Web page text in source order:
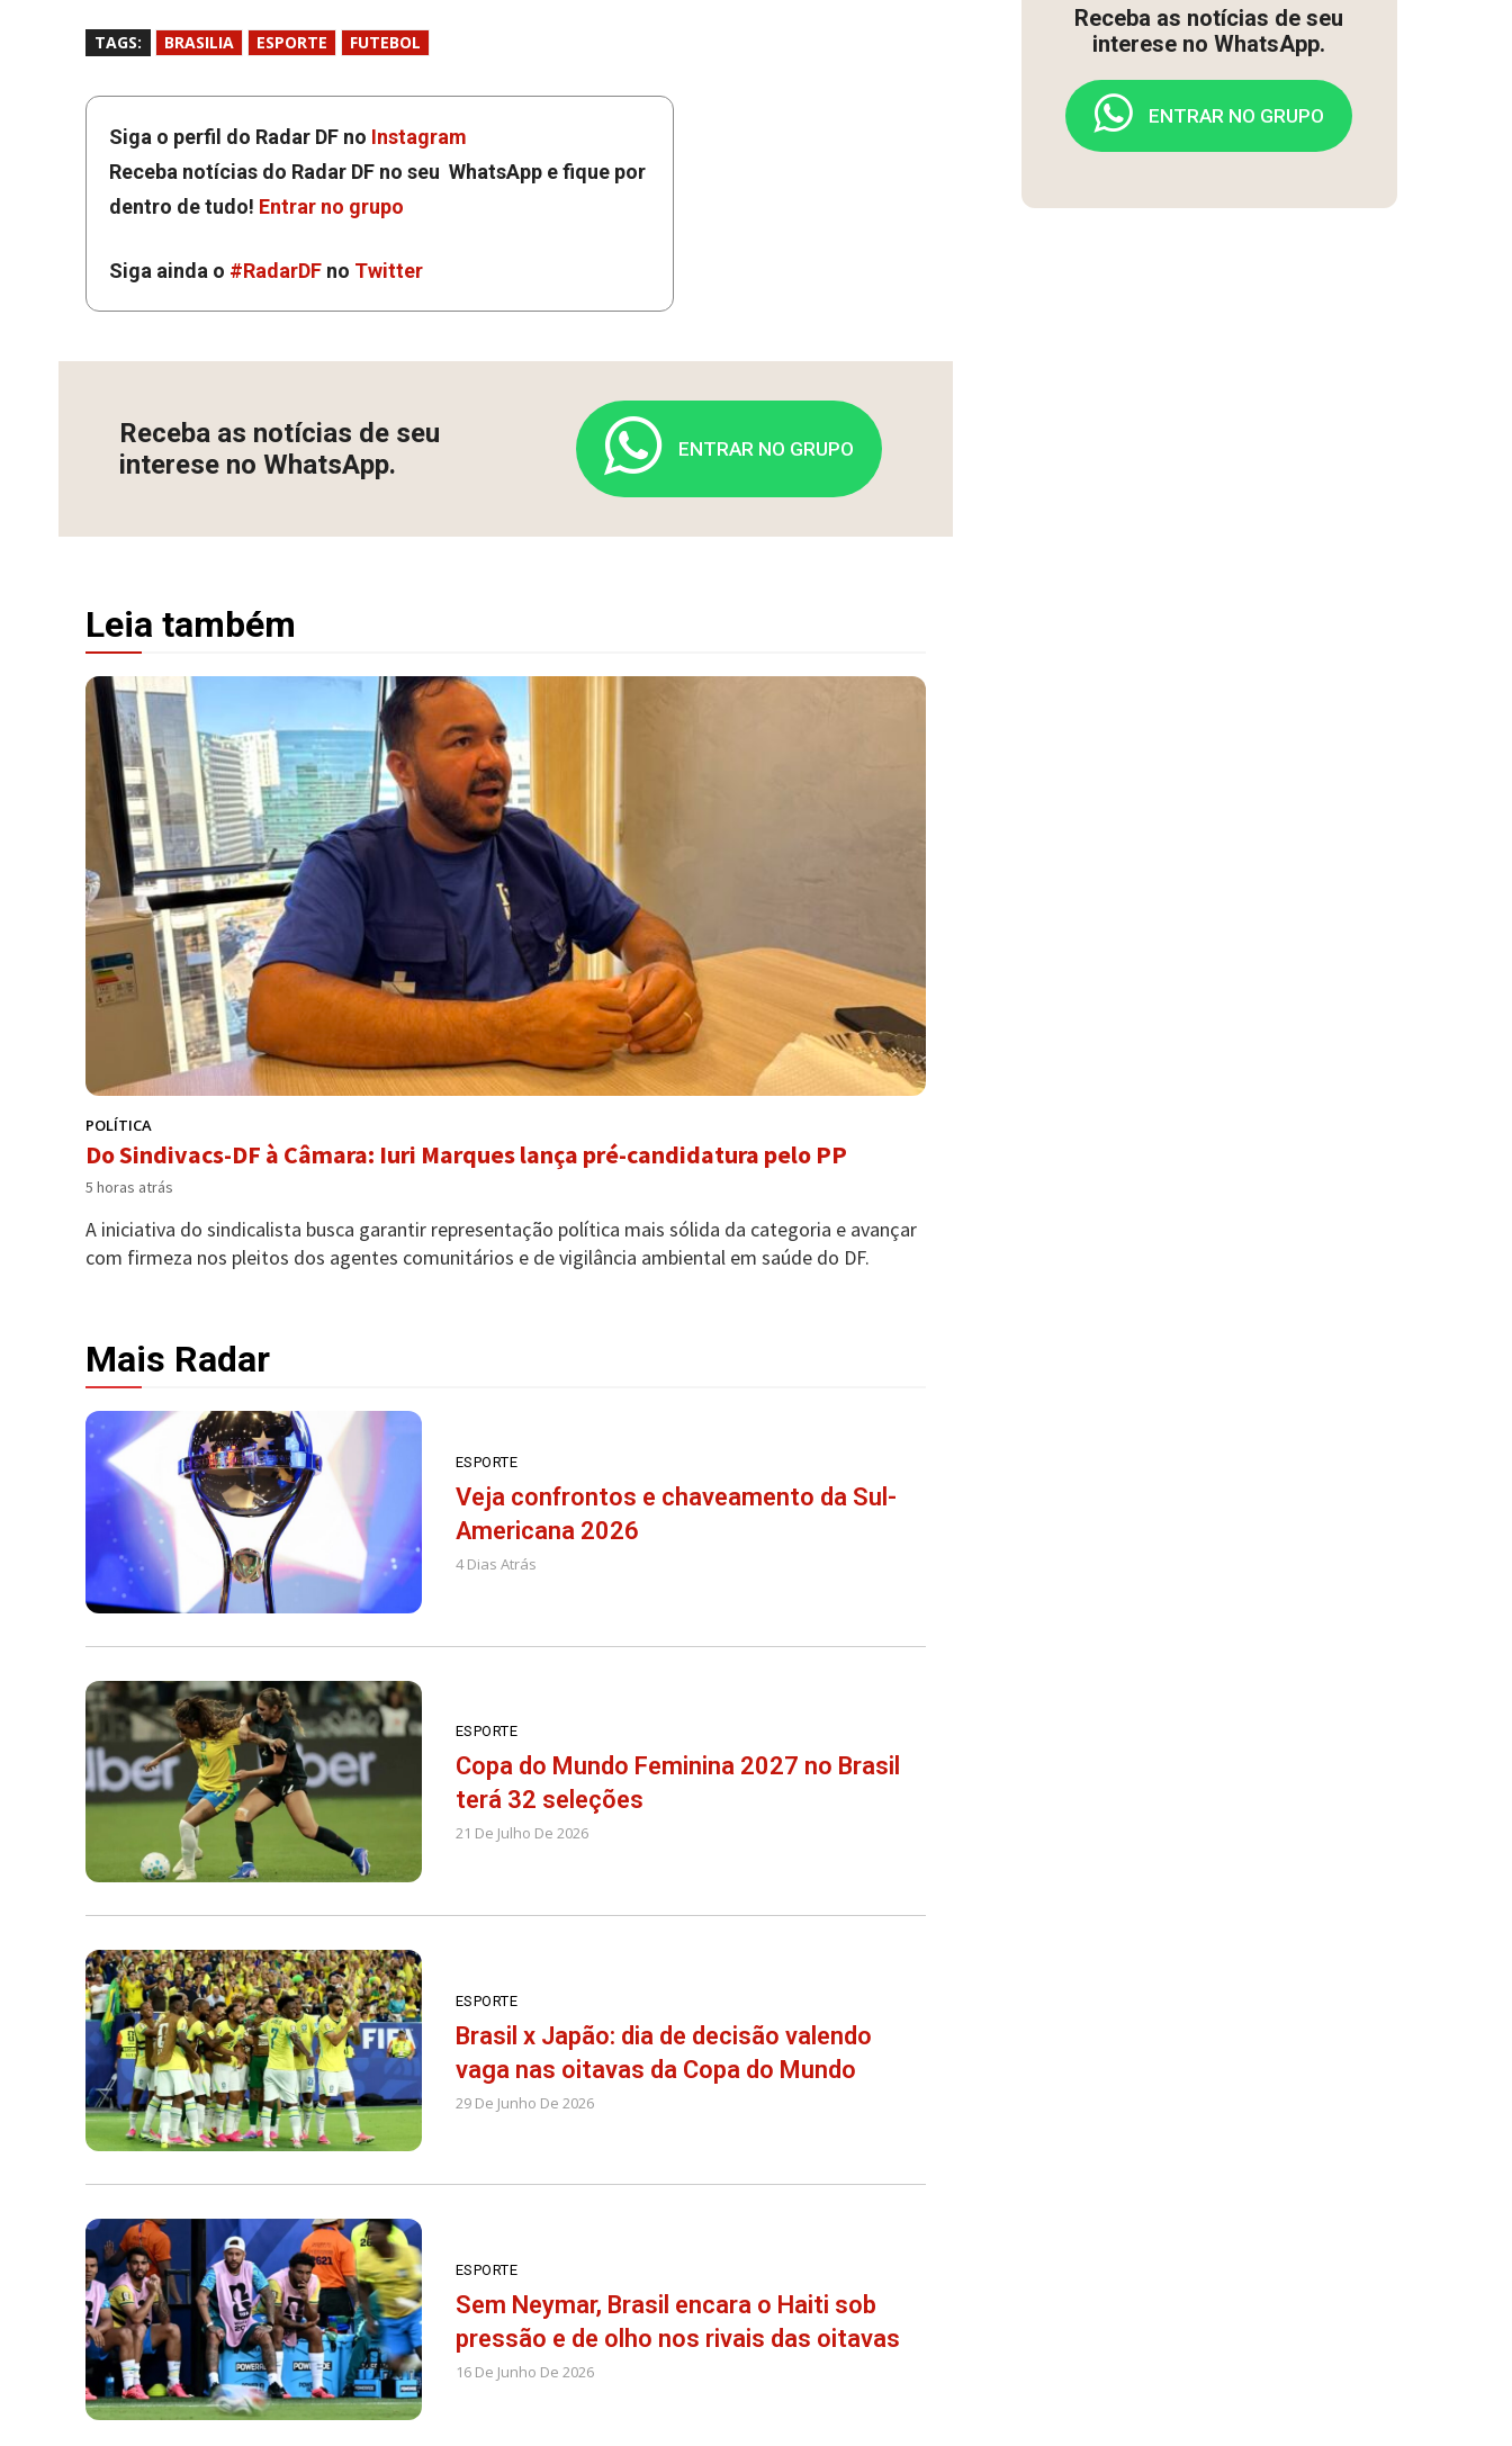
TAGS: BRASILIA ESPORTE FUTEBOL
Siga o perfil do Radar DF no Instagram
Receba notícias do Radar DF no seu WhatsApp e fique por
dentro de tudo! Entrar no grupo
Siga ainda o #RadarDF no Twitter
Receba as notícias de seu
interese no WhatsApp.
ENTRAR NO GRUPO
Leia também
POLÍTICA
Do Sindivacs-DF à Câmara: Iuri Marques lança pré-candidatura pelo PP
5 horas atrás
A iniciativa do sindicalista busca garantir representação política mais sólida da categoria e avançar
com firmeza nos pleitos dos agentes comunitários e de vigilância ambiental em saúde do DF.
Mais Radar
ESPORTE
Veja confrontos e chaveamento da Sul-
Americana 2026
4 Dias Atrás
ESPORTE
Copa do Mundo Feminina 2027 no Brasil
terá 32 seleções
21 De Julho De 2026
ESPORTE
Brasil x Japão: dia de decisão valendo
vaga nas oitavas da Copa do Mundo
29 De Junho De 2026
ESPORTE
Sem Neymar, Brasil encara o Haiti sob
pressão e de olho nos rivais das oitavas
16 De Junho De 2026
Receba as notícias de seu
interese no WhatsApp.
ENTRAR NO GRUPO